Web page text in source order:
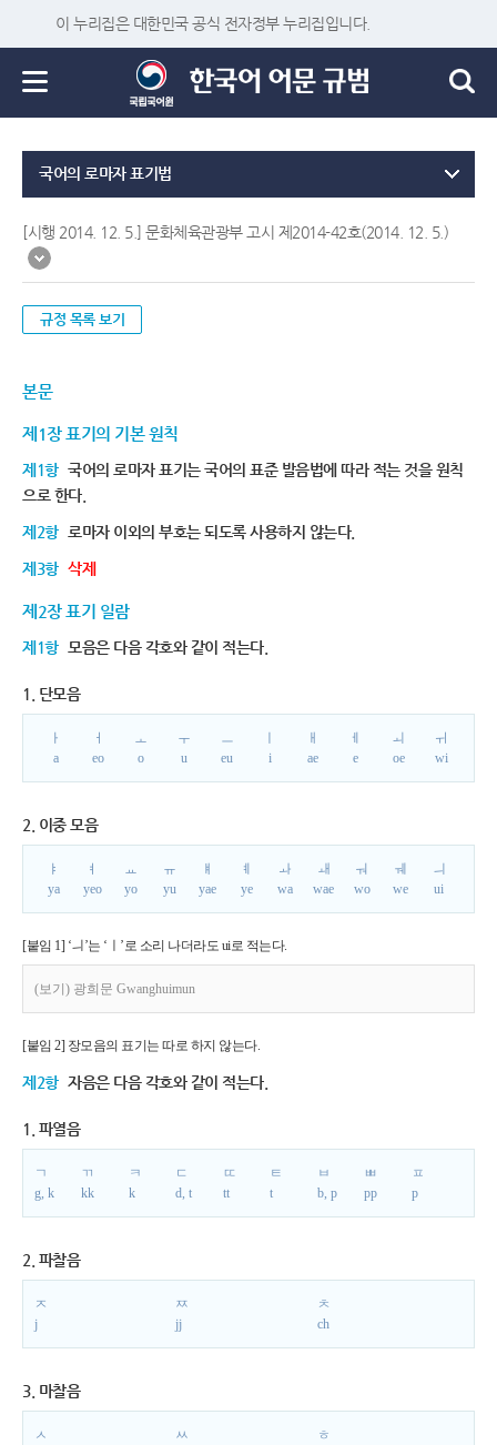
이 누리집은 대한민국 공식 전자정부 누리집입니다.
국어의 로마자 표기법
[시행 2014. 12. 5.] 문화체육관광부 고시 제2014-42호(2014. 12. 5.)
규정 목록 보기
본문
제1장 표기의 기본 원칙
제1항 국어의 로마자 표기는 국어의 표준 발음법에 따라 적는 것을 원칙
으로 한다.
제2항 로마자 이외의 부호는 되도록 사용하지 않는다.
제3항 삭제
제2장 표기 일람
제1항 모음은 다음 각호와 같이 적는다.
1. 단모음
ㅏ
a
ㅓ
eo
ㅗ
o
ㅜ
u
ㅡ
eu
i
ㅐ
ae
ㅔ
e
ㅚ
oe
ㅟ
wi
2. 이중 모음
ㅑ
ya
ㅕ
yeo
ㅛ
yo
ㅠ
yu
ㅒ
yae
ㅖ
ye
ㅘ
wa
ㅙ
wae
ㅝ
wo
ㅞ
we
ㅢ
ui
[붙임 1] ‘ㅢ’는 ‘ㅣ’로 소리 나더라도 ui로 적는다.
(보기) 광희문 Gwanghuimun
[붙임 2] 장모음의 표기는 따로 하지 않는다.
제2항 자음은 다음 각호와 같이 적는다.
1. 파열음
ㄱ
g, k
ㄲ
kk
ㅋ
k
ㄷ
d, t
ㄸ
tt
ㅌ
t
ㅂ
b, p
ㅃ
pp
ㅍ
p
2. 파찰음
ㅈ
j
ㅉ
jj
ㅊ
ch
3. 마찰음
ㅅ
ㅆ
ㅎ